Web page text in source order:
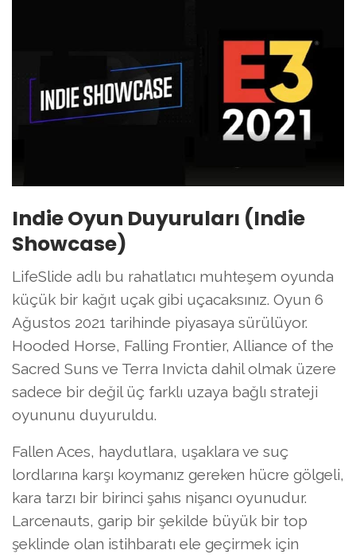
Indie Oyun Duyuruları (Indie
Showcase)
LifeSlide adlı bu rahatlatıcı muhteşem oyunda
küçük bir kağıt uçak gibi uçacaksınız. Oyun 6
Ağustos 2021 tarihinde piyasaya sürülüyor.
Hooded Horse, Falling Frontier, Alliance of the
Sacred Suns ve Terra Invicta dahil olmak üzere
sadece bir değil üç farklı uzaya bağlı strateji
oyununu duyuruldu.
Fallen Aces, haydutlara, uşaklara ve suç
lordlarına karşı koymanız gereken hücre gölgeli,
kara tarzı bir birinci şahıs nişancı oyunudur.
Larcenauts, garip bir şekilde büyük bir top
şeklinde olan istihbaratı ele geçirmek için